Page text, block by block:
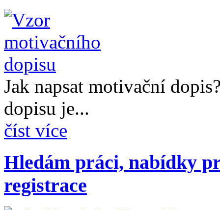
Jak napsat motivační
dopisu je...
číst více
Hledám práci, nabídky
registrace